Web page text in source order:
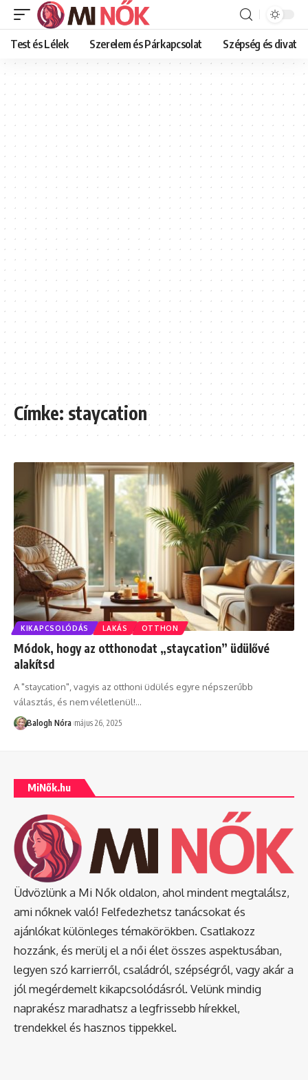
Test és Lélek Szerelem és Párkapcsolat Szépség és divat
Címke:staycation
KIKAPCSOLÓDÁS LAKÁS OTTHON
Módok, hogy az otthonodat „staycation” üdülővé
alakítsd
A "staycation", vagyis az otthoni üdülés egyre népszerűbb
választás, és nem véletlenül!…
Balogh Nóra május 26, 2025
MiNők.hu
Üdvözlünk a Mi Nők oldalon, ahol mindent megtalálsz,
ami nőknek való! Felfedezhetsz tanácsokat és
ajánlókat különleges témakörökben. Csatlakozz
hozzánk, és merülj el a női élet összes aspektusában,
legyen szó karrierről, családról, szépségről, vagy akár a
jól megérdemelt kikapcsolódásról. Velünk mindig
naprakész maradhatsz a legfrissebb hírekkel,
trendekkel és hasznos tippekkel.